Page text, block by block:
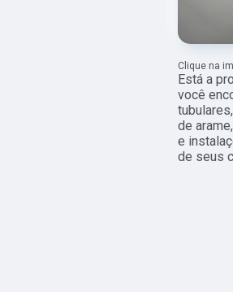
Clique na
Está a
você
de
e
de seus